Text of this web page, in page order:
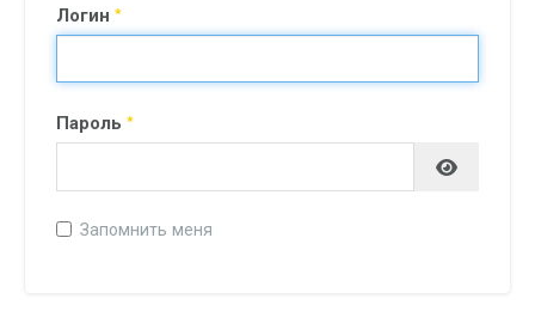
Логин *
Пароль *
Запомнить меня